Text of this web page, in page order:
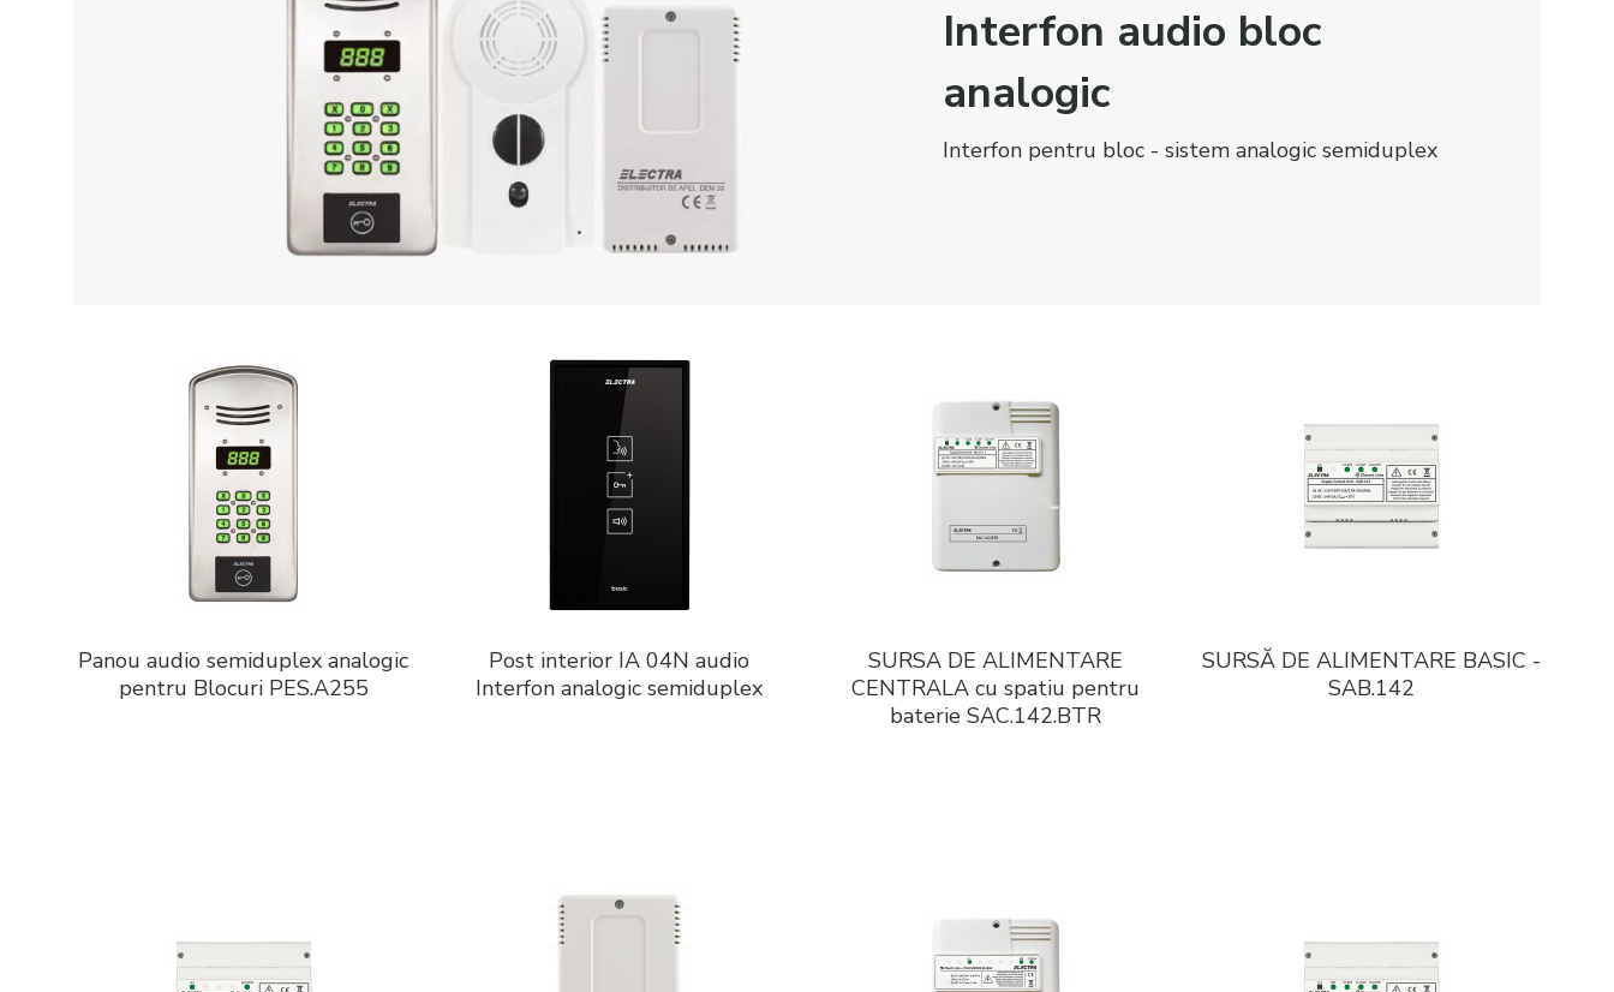
Interfon audio bloc
analogic
Interfon pentru bloc - sistem analogic semiduplex
Panou audio semiduplex analogic
pentru Blocuri PES.A255
Post interior IA 04N audio
Interfon analogic semiduplex
SURSA DE ALIMENTARE
CENTRALA cu spatiu pentru
baterie SAC.142.BTR
SURSĂ DE ALIMENTARE BASIC -
SAB.142